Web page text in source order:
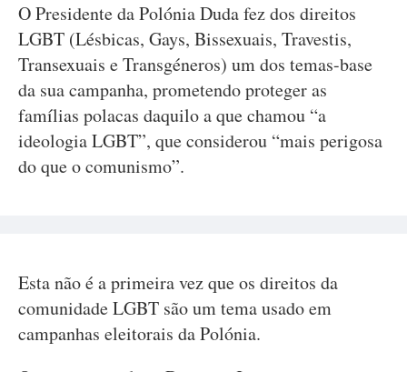
O Presidente da Polónia Duda fez dos direitos
LGBT (Lésbicas, Gays, Bissexuais, Travestis,
Transexuais e Transgéneros) um dos temas-base
da sua campanha, prometendo proteger as
famílias polacas daquilo a que chamou “a
ideologia LGBT”, que considerou “mais perigosa
do que o comunismo”.
Esta não é a primeira vez que os direitos da
comunidade LGBT são um tema usado em
campanhas eleitorais da Polónia.